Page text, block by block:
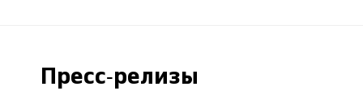
Пресс-релизы